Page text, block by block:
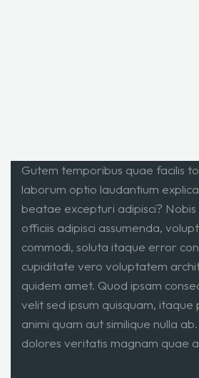
Gutem temporibus quae facilis
laborum optio laudantium
beatae excepturi adipisci?
officiis adipisci assumenda,
commodi, soluta itaque error
cupiditate vero voluptatem
quidem amet. Quod ipsam
velit sed ipsum quisquam,
animi quam aut similique nulla
dolores veritatis magnam quae